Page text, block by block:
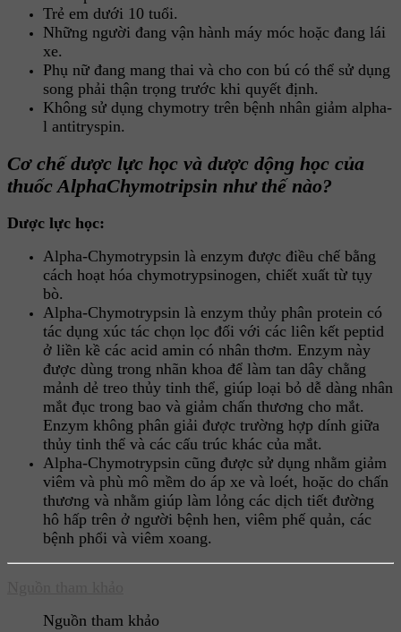
Trẻ em dưới 10 tuổi.
Những người đang vận hành máy móc hoặc đang lái
xe.
Phụ nữ đang mang thai và cho con bú có thể sử dụng
song phải thận trọng trước khi quyết định.
Không sử dụng chymotry trên bệnh nhân giảm alpha-
l antitryspin.
Cơ chế dược lực học và dược dộng học của
thuốc AlphaChymotripsin như thế nào?
Dược lực học:
Alpha-Chymotrypsin là enzym được điều chế bằng
cách hoạt hóa chymotrypsinogen, chiết xuất từ tụy
bò.
Alpha-Chymotrypsin là enzym thủy phân protein có
tác dụng xúc tác chọn lọc đối với các liên kết peptid
ở liền kề các acid amin có nhân thơm. Enzym này
được dùng trong nhãn khoa để làm tan dây chằng
mảnh dẻ treo thủy tinh thể, giúp loại bỏ dễ dàng nhân
mắt đục trong bao và giảm chấn thương cho mắt.
Enzym không phân giải được trường hợp dính giữa
thủy tinh thể và các cấu trúc khác của mắt.
Alpha-Chymotrypsin cũng được sử dụng nhằm giảm
viêm và phù mô mềm do áp xe và loét, hoặc do chấn
thương và nhằm giúp làm lỏng các dịch tiết đường
hô hấp trên ở người bệnh hen, viêm phế quản, các
bệnh phổi và viêm xoang.
Nguồn tham khảo